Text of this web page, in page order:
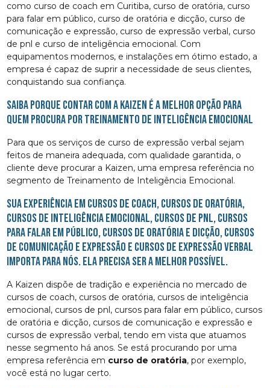
como curso de coach em Curitiba, curso de oratória, curso
para falar em público, curso de oratória e dicção, curso de
comunicação e expressão, curso de expressão verbal, curso
de pnl e curso de inteligência emocional. Com
equipamentos modernos, e instalações em ótimo estado, a
empresa é capaz de suprir a necessidade de seus clientes,
conquistando sua confiança.
Saiba porque contar com a Kaizen é a melhor opção para
quem procura por Treinamento de Inteligência Emocional
Para que os serviços de curso de expressão verbal sejam
feitos de maneira adequada, com qualidade garantida, o
cliente deve procurar a Kaizen, uma empresa referência no
segmento de Treinamento de Inteligência Emocional.
Sua experiência em cursos de coach, cursos de oratória,
cursos de inteligência emocional, cursos de pnl, cursos
para falar em público, cursos de oratória e dicção, cursos
de comunicação e expressão e cursos de expressão verbal
importa para nós. Ela precisa ser a melhor possível.
A Kaizen dispõe de tradição e experiência no mercado de
cursos de coach, cursos de oratória, cursos de inteligência
emocional, cursos de pnl, cursos para falar em público, cursos
de oratória e dicção, cursos de comunicação e expressão e
cursos de expressão verbal, tendo em vista que atuamos
nesse segmento há anos. Se está procurando por uma
empresa referência em curso de oratória, por exemplo,
você está no lugar certo.